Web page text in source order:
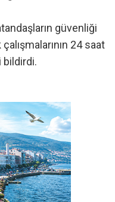
güvenliği
24 saat
bildirdi.